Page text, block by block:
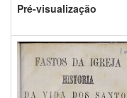
Pré-visualização